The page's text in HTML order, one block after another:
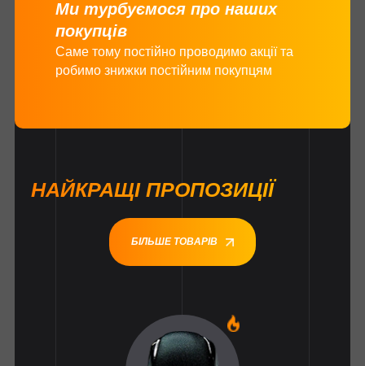
Ми турбуємося про наших
покупців
Саме тому постійно проводимо акції та
робимо знижки постійним покупцям
НАЙКРАЩІ ПРОПОЗИЦІЇ
БІЛЬШЕ ТОВАРІВ